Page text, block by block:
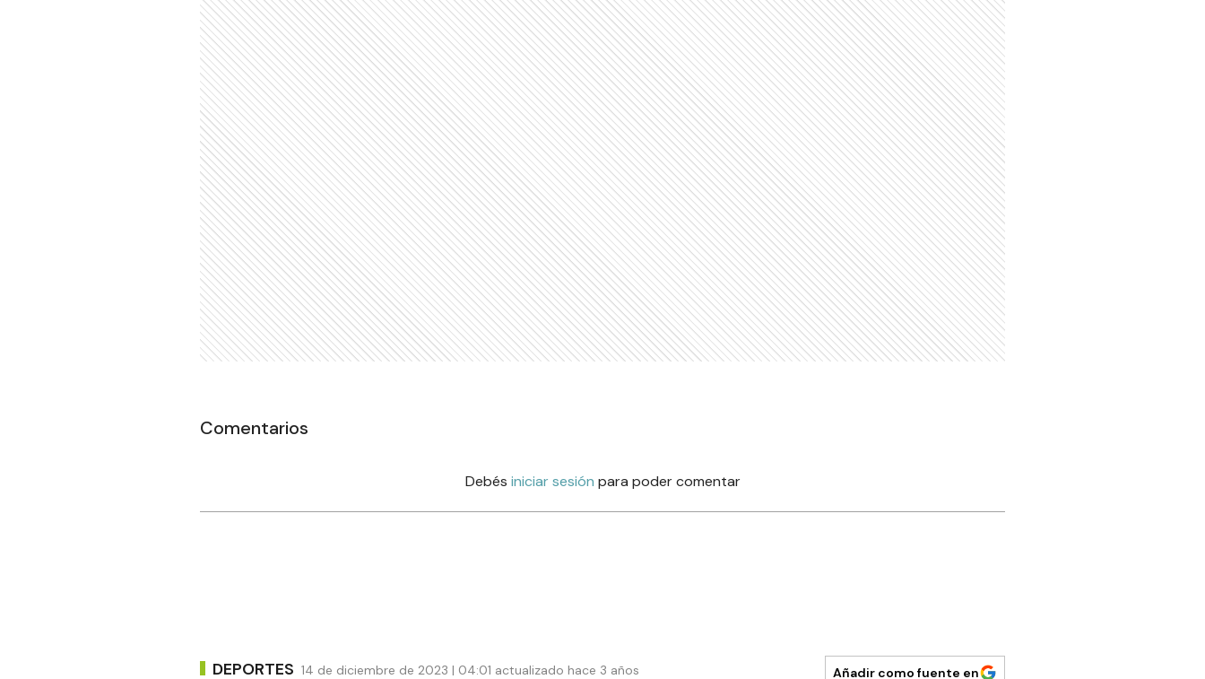
Comentarios
Debés iniciar sesión para poder comentar
DEPORTES 14 de diciembre de 2023 | 04:01 actualizado hace 3 años Añadir como fuente en